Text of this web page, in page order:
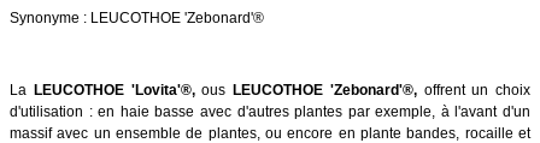
Synonyme : LEUCOTHOE 'Zebonard'®
La LEUCOTHOE 'Lovita'®,ous LEUCOTHOE 'Zebonard'®,offrent un choix
d'utilisation : en haie basse avec d'autres plantes par exemple, à l'avant d'un
massif avec un ensemble de plantes, ou encore en plante bandes, rocaille et